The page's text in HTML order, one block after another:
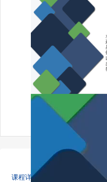
主讲人： 陈佳悦
课程详情